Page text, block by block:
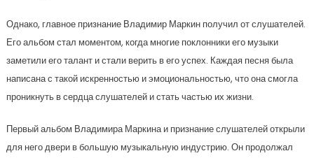
Однако, главное признание Владимир Маркин получил от слушателей.
Его альбом стал моментом, когда многие поклонники его музыки
заметили его талант и стали верить в его успех. Каждая песня была
написана с такой искренностью и эмоциональностью, что она смогла
проникнуть в сердца слушателей и стать частью их жизни.
Первый альбом Владимира Маркина и признание слушателей открыли
для него двери в большую музыкальную индустрию. Он продолжал